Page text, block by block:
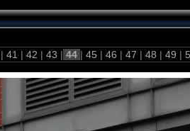
| 41 | 42 | 43 | 44 | 45 | 46 | 47 | 48 | 49 |